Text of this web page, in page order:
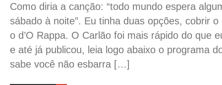
Como diria a canção: “todo mundo espera
sábado à noite”. Eu tinha duas opções, cobrir
o d’O Rappa. O Carlão foi mais rápido do que
e até já publicou, leia logo abaixo o programa
sabe você não esbarra […]